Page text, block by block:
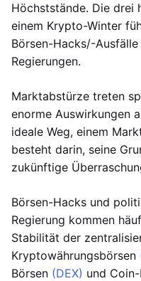
Höchststände. Die drei
einem Krypto-Winter
Börsen-Hacks/-
Regierungen.
Marktabstürze treten
enorme Auswirkungen
ideale Weg, einem
besteht darin, seine
zukünftige
Börsen-Hacks und
Regierung kommen
Stabilität der
Kryptowährungsbörsen
Börsen (DEX) und